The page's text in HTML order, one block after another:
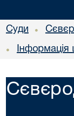
Суди •
•